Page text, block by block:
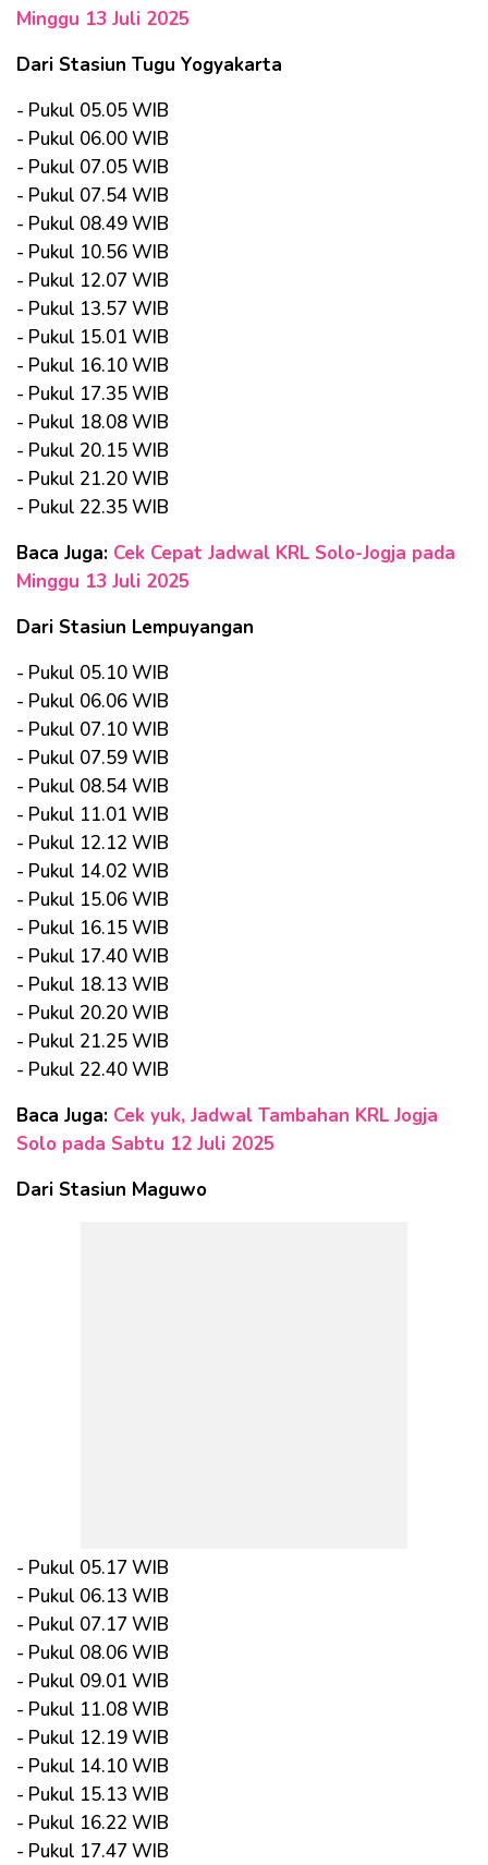
Minggu 13 Juli 2025
Dari Stasiun Tugu Yogyakarta
- Pukul 05.05 WIB
- Pukul 06.00 WIB
- Pukul 07.05 WIB
- Pukul 07.54 WIB
- Pukul 08.49 WIB
- Pukul 10.56 WIB
- Pukul 12.07 WIB
- Pukul 13.57 WIB
- Pukul 15.01 WIB
- Pukul 16.10 WIB
- Pukul 17.35 WIB
- Pukul 18.08 WIB
- Pukul 20.15 WIB
- Pukul 21.20 WIB
- Pukul 22.35 WIB
Baca Juga: Cek Cepat Jadwal KRL Solo-Jogja pada
Minggu 13 Juli 2025
Dari Stasiun Lempuyangan
- Pukul 05.10 WIB
- Pukul 06.06 WIB
- Pukul 07.10 WIB
- Pukul 07.59 WIB
- Pukul 08.54 WIB
- Pukul 11.01 WIB
- Pukul 12.12 WIB
- Pukul 14.02 WIB
- Pukul 15.06 WIB
- Pukul 16.15 WIB
- Pukul 17.40 WIB
- Pukul 18.13 WIB
- Pukul 20.20 WIB
- Pukul 21.25 WIB
- Pukul 22.40 WIB
Baca Juga: Cek yuk, Jadwal Tambahan KRL Jogja
Solo pada Sabtu 12 Juli 2025
Dari Stasiun Maguwo
- Pukul 05.17 WIB
- Pukul 06.13 WIB
- Pukul 07.17 WIB
- Pukul 08.06 WIB
- Pukul 09.01 WIB
- Pukul 11.08 WIB
- Pukul 12.19 WIB
- Pukul 14.10 WIB
- Pukul 15.13 WIB
- Pukul 16.22 WIB
- Pukul 17.47 WIB